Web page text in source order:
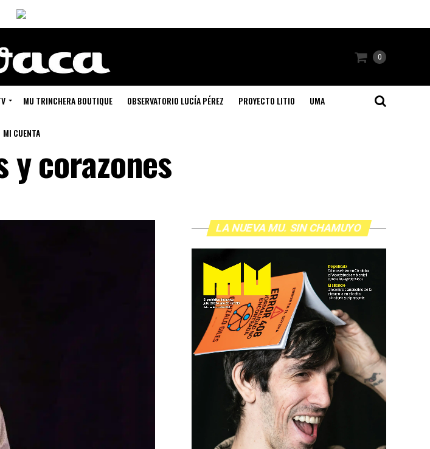
0
MU TRINCHERA BOUTIQUE OBSERVATORIO LUCÍA PÉREZ PROYECTO LITIO UMA
MI CUENTA
y corazones
LA NUEVA MU. SIN CHAMUYO